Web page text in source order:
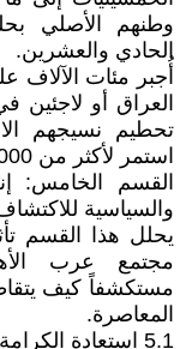
وطنهم الأصلي
الحادي والعشرين.
أُجبر مئات الآلاف
العراق أو لاجئين
تحطيم نسيجهم
استمر لأكثر من 5,000 عام.
القسم الخامس:
والسياسية
مجتمع عرب
مستكشفاً كيف
المعاصرة.
5.1 استعادة الكرامة